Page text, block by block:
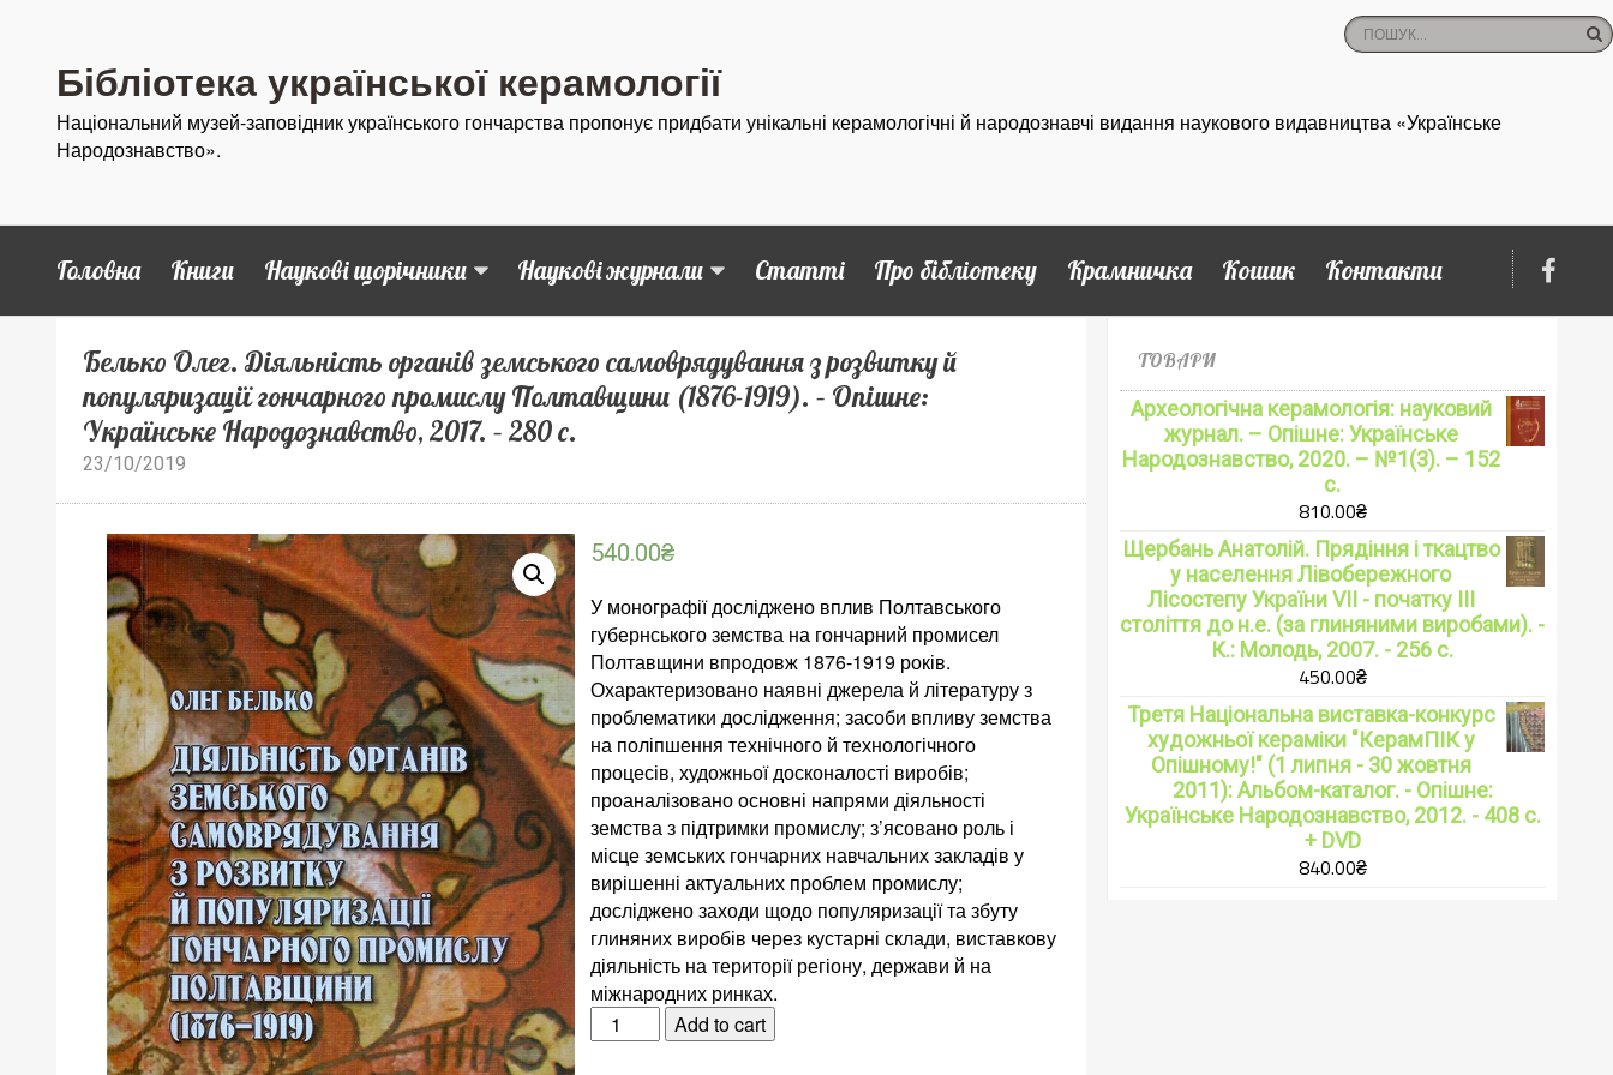
Бібліотека української керамології
Національний музей-заповідник українського гончарства пропонує придбати унікальні керамологічні й народознавчі видання наукового видавництва «Українське
Народознавство».
Головна Книги Наукові щорічники Наукові журнали Статті Про бібліотеку Крамничка Кошик Контакти
Белько Олег. Діяльність органів земського самоврядування з розвитку й
популяризації гончарного промислу Полтавщини (1876-1919). – Опішне:
Українське Народознавство, 2017. – 280 с.
23/10/2019
540.00₴
У монографії досліджено вплив Полтавського
губернського земства на гончарний промисел
Полтавщини впродовж 1876-1919 років.
Охарактеризовано наявні джерела й літературу з
проблематики дослідження; засоби впливу земства
на поліпшення технічного й технологічного
процесів, художньої досконалості виробів;
проаналізовано основні напрями діяльності
земства з підтримки промислу; з’ясовано роль і
місце земських гончарних навчальних закладів у
вирішенні актуальних проблем промислу;
досліджено заходи щодо популяризації та збуту
глиняних виробів через кустарні склади, виставкову
діяльність на території регіону, держави й на
міжнародних ринках.
Белько
Олег.
Add to cart
ТОВАРИ
Археологічна керамологія: науковий
журнал. – Опішне: Українське
Народознавство, 2020. – №1(3). – 152
с.
810.00₴
Щербань Анатолій. Прядіння і ткацтво
у населення Лівобережного
Лісостепу України VII - початку ІІІ
століття до н.е. (за глиняними виробами). -
К.: Молодь, 2007. - 256 с.
450.00₴
Третя Національна виставка-конкурс
художньої кераміки "КерамПІК у
Опішному!" (1 липня - 30 жовтня
2011): Альбом-каталог. - Опішне:
Українське Народознавство, 2012. - 408 с.
+ DVD
840.00₴